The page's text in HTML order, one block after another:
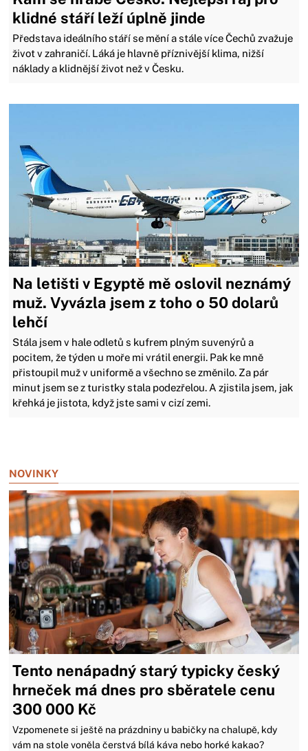
klidné stáří leží úplně jinde
Představa ideálního stáří se mění a stále více Čechů zvažuje
život v zahraničí. Láká je hlavně příznivější klima, nižší
náklady a klidnější život než v Česku.
Na letišti v Egyptě mě oslovil neznámý
muž. Vyvázla jsem z toho o 50 dolarů
lehčí
Stála jsem v hale odletů s kufrem plným suvenýrů a
pocitem, že týden u moře mi vrátil energii. Pak ke mně
přistoupil muž v uniformě a všechno se změnilo. Za pár
minut jsem se z turistky stala podezřelou. A zjistila jsem, jak
křehká je jistota, když jste sami v cizí zemi.
NOVINKY
Tento nenápadný starý typicky český
hrneček má dnes pro sběratele cenu
300 000 Kč
Vzpomenete si ještě na prázdniny u babičky na chalupě, kdy
vám na stole voněla čerstvá bílá káva nebo horké kakao?